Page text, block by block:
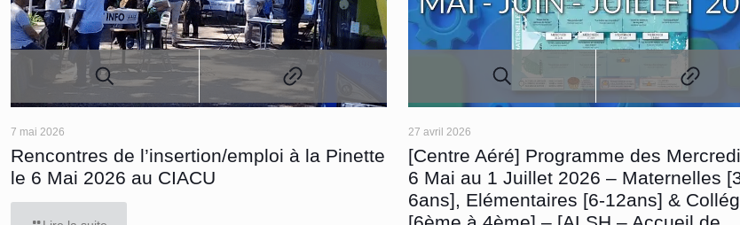
7 mai 2026
Rencontres de l’insertion/emploi à la Pinette
le 6 Mai 2026 au CIACU
27 avril 2026
[Centre Aéré] Programme des
6 Mai au 1 Juillet 2026 – Maternelles
6ans], Elémentaires [6-12ans] &